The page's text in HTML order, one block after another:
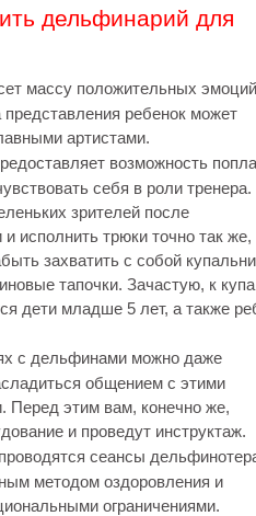
дельфинарий для
массу положительных
представления ребенок может
артистами.
возможность
себя в роли тренера.
зрителей после
исполнить трюки точно так же,
захватить с собой
тапочки. Зачастую, к
дети младше 5 лет, а также
с дельфинами можно даже
общением с этими
Перед этим вам, конечно же,
и проведут инструктаж.
сеансы
методом оздоровления и
ограничениями.